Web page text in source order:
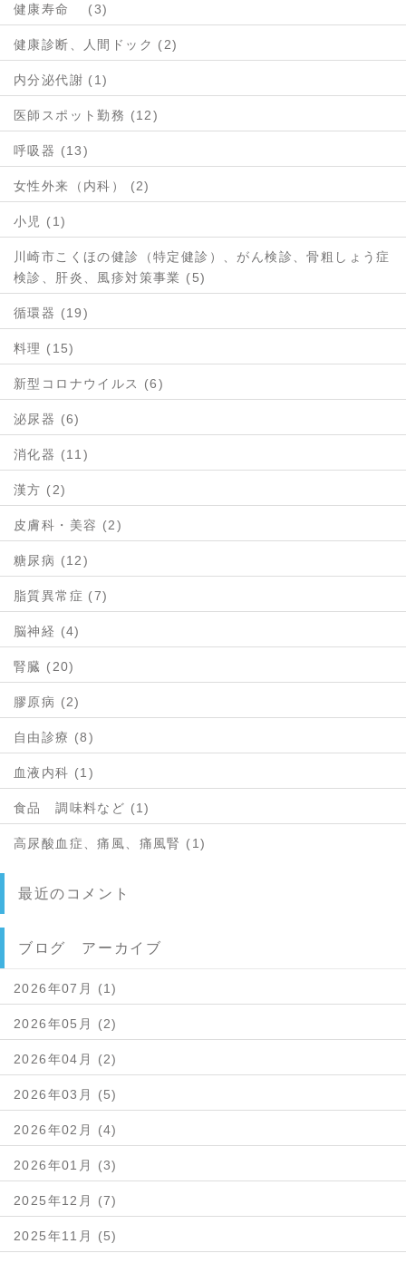
健康寿命 (3)
健康診断、人間ドック (2)
内分泌代謝 (1)
医師スポット勤務 (12)
呼吸器 (13)
女性外来（内科） (2)
小児 (1)
川崎市こくほの健診（特定健診）、がん検診、骨粗しょう症
検診、肝炎、風疹対策事業 (5)
循環器 (19)
料理 (15)
新型コロナウイルス (6)
泌尿器 (6)
消化器 (11)
漢方 (2)
皮膚科・美容 (2)
糖尿病 (12)
脂質異常症 (7)
脳神経 (4)
腎臓 (20)
膠原病 (2)
自由診療 (8)
血液内科 (1)
食品 調味料など (1)
高尿酸血症、痛風、痛風腎 (1)
最近のコメント
ブログ アーカイブ
2026年07月 (1)
2026年05月 (2)
2026年04月 (2)
2026年03月 (5)
2026年02月 (4)
2026年01月 (3)
2025年12月 (7)
2025年11月 (5)